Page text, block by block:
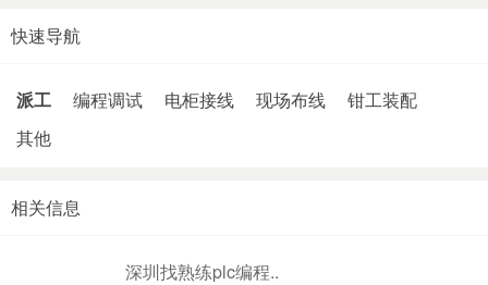
快速导航
派工 编程调试 电柜接线 现场布线
钳工装配
其他
相关信息
深圳找熟练plc编程..